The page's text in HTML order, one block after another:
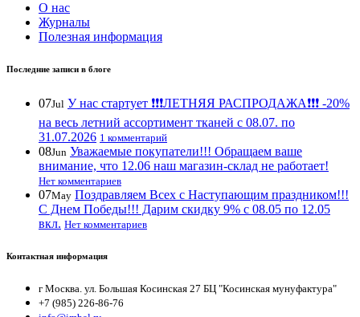
О нас
Журналы
Полезная информация
Последние записи в блоге
07Jul У нас стартует ❗️❗️❗️ЛЕТНЯЯ РАСПРОДАЖА❗️❗️❗️ -20%
на весь летний ассортимент тканей с 08.07. по
31.07.2026 1 комментарий
08Jun Уважаемые покупатели!!! Обращаем ваше
внимание, что 12.06 наш магазин-склад не работает!
Нет комментариев
07May Поздравляем Всех с Наступающим праздником!!!
С Днем Победы!!! Дарим скидку 9% с 08.05 по 12.05
вкл. Нет комментариев
Контактная информация
г Москва. ул. Большая Косинская 27 БЦ "Косинская мунуфактура"
+7 (985) 226-86-76